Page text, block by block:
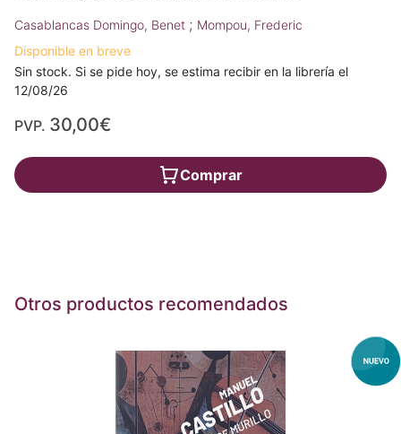
Casablancas Domingo, Benet ; Mompou, Frederic
Disponible en breve
Sin stock. Si se pide hoy, se estima recibir en la librería el
12/08/26
PVP. 30,00€
Comprar
Otros productos recomendados